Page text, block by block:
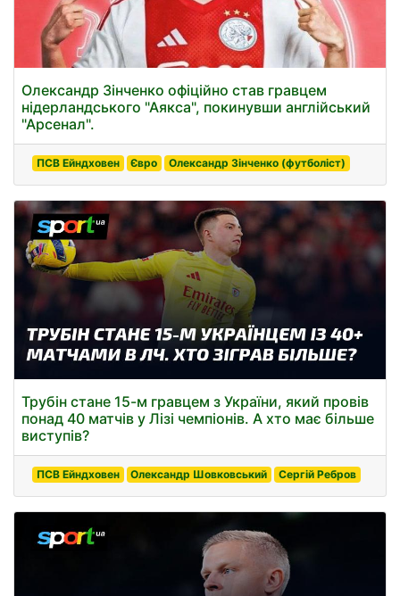
Олександр Зінченко офіційно став гравцем
нідерландського "Аякса", покинувши англійський
"Арсенал".
ПСВ Ейндховен Євро Олександр Зінченко (футболіст)
Трубін стане 15-м гравцем з України, який провів
понад 40 матчів у Лізі чемпіонів. А хто має більше
виступів?
ПСВ Ейндховен Олександр Шовковський Сергій Ребров